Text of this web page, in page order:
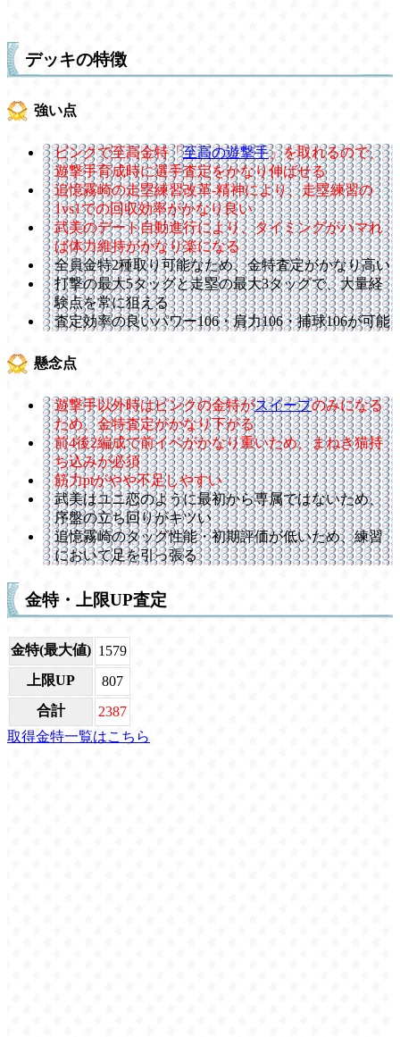
デッキの特徴
強い点
ピンクで至高金特「至高の遊撃手」を取れるので、
遊撃手育成時に選手査定をかなり伸ばせる
追憶霧崎の走塁練習改革-精神により、走塁練習の
1vs1での回収効率がかなり良い
武美のデート自動進行により、タイミングがハマれ
ば体力維持がかなり楽になる
全員金特2種取り可能なため、金特査定がかなり高い
打撃の最大5タッグと走塁の最大3タッグで、大量経
験点を常に狙える
査定効率の良いパワー106・肩力106・捕球106が可能
懸念点
遊撃手以外時はピンクの金特がスイープのみになる
ため、金特査定がかなり下がる
前4後2編成で前イベがかなり重いため、まねき猫持
ち込みが必須
筋力ptがやや不足しやすい
武美はユニ恋のように最初から専属ではないため、
序盤の立ち回りがキツい
追憶霧崎のタッグ性能・初期評価が低いため、練習
において足を引っ張る
金特・上限UP査定
金特(最大値) 1579
上限UP
807
合計
2387
取得金特一覧はこちら